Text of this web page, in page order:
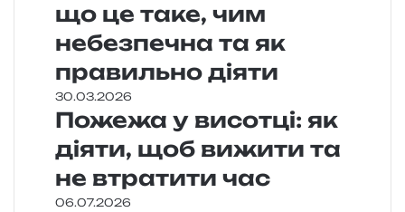
що це таке, чим
небезпечна та як
правильно діяти
30.03.2026
Пожежа у висотці: як
діяти, щоб вижити та
не втратити час
06.07.2026